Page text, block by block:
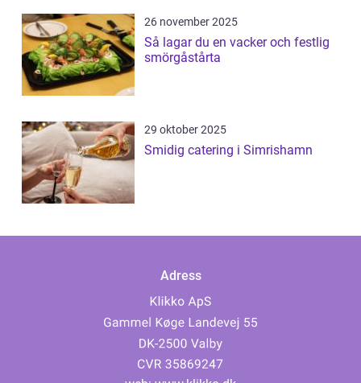
26 november 2025
Så lagar du en vacker och festlig
smörgåstårta
29 oktober 2025
Smidig catering i Simrishamn
Adress